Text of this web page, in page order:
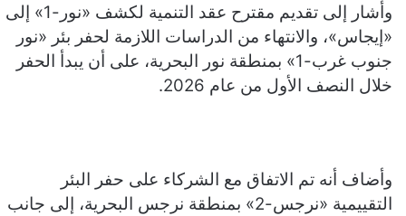
وأشار إلى تقديم مقترح عقد التنمية لكشف «نور-1» إلى
«إيجاس»، والانتهاء من الدراسات اللازمة لحفر بئر «نور
جنوب غرب-1» بمنطقة نور البحرية، على أن يبدأ الحفر
خلال النصف الأول من عام 2026.
وأضاف أنه تم الاتفاق مع الشركاء على حفر البئر
التقييمية «نرجس-2» بمنطقة نرجس البحرية، إلى جانب